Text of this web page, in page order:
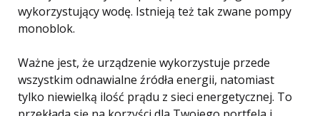
wykorzystujący wodę. Istnieją też tak zwane pompy
monoblok.
Ważne jest, że urządzenie wykorzystuje przede
wszystkim odnawialne źródła energii, natomiast
tylko niewielką ilość prądu z sieci energetycznej. To